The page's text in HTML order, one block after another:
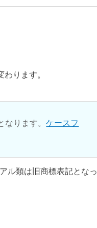
ります。
なります。ケースフ
ル類は旧商標表記となっ